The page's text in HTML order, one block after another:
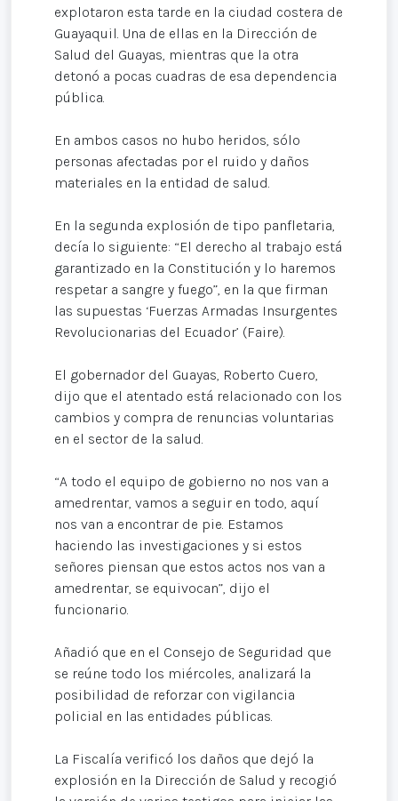
explotaron esta tarde en la ciudad costera de
Guayaquil. Una de ellas en la Dirección de
Salud del Guayas, mientras que la otra
detonó a pocas cuadras de esa dependencia
pública.
En ambos casos no hubo heridos, sólo
personas afectadas por el ruido y daños
materiales en la entidad de salud.
En la segunda explosión de tipo panfletaria,
decía lo siguiente: “El derecho al trabajo está
garantizado en la Constitución y lo haremos
respetar a sangre y fuego”, en la que firman
las supuestas ‘Fuerzas Armadas Insurgentes
Revolucionarias del Ecuador’ (Faire).
El gobernador del Guayas, Roberto Cuero,
dijo que el atentado está relacionado con los
cambios y compra de renuncias voluntarias
en el sector de la salud.
“A todo el equipo de gobierno no nos van a
amedrentar, vamos a seguir en todo, aquí
nos van a encontrar de pie. Estamos
haciendo las investigaciones y si estos
señores piensan que estos actos nos van a
amedrentar, se equivocan”, dijo el
funcionario.
Añadió que en el Consejo de Seguridad que
se reúne todo los miércoles, analizará la
posibilidad de reforzar con vigilancia
policial en las entidades públicas.
La Fiscalía verificó los daños que dejó la
explosión en la Dirección de Salud y recogió